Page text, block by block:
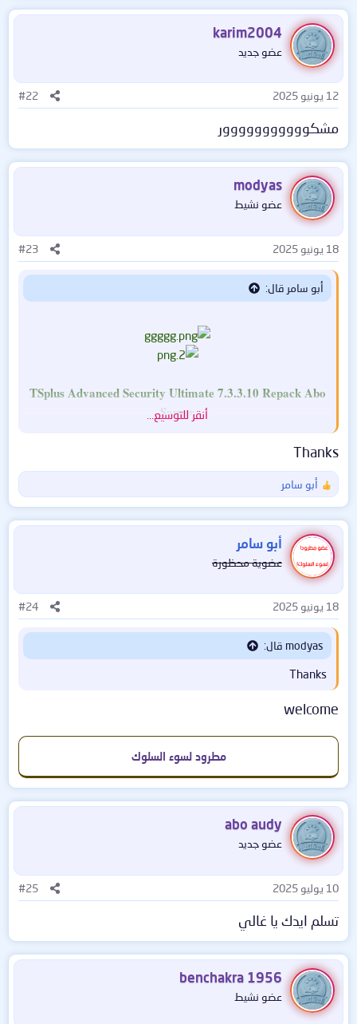
karim2004
عضو جديد
12 يونيو 2025 #22
مشكووووووووووور
modyas
عضو نشيط
18 يونيو 2025 #23
أبو سامر قال:
TSplus Advanced Security Ultimate 7.3.3.10 Repack Abo
Samer
ترخيص البرنامجــــ : تثبيت وتفعيل ریباک
توافق البرنامجـــ : 7+
موقع البرنامجـــ :https://tsplus.net/advanced-security/
قم بتأمين خوادم التطبيقات وسطح المكتب البعيد ببضع نقرات
فقط. قم بحظر المتسللين وحماية البنية التحتية لتكنولوجيا
السيبراني الشاملة TSplus Advanced Security Ultimate!
- يوفر برنامج الأمن السيبراني الفريد لدينا الحماية الأساسية التي
يحتاجها كل مسؤول خادم عن بعد وأكثر. قم بتنشيط ما يصل إلى
سبعة تدابير وحدد مستوى الأمان المطلوب لشبكتك. عندما
المنزل، قلل من سطح الهجوم لديك وزد من راحة البال لديك بفضل
الميزات القوية التي يوفرها TSplus Advanced Security.
- حتى هجوم القوة الغاشمة غير الناجح يمكن أن يؤثر سلبًا على
القوة الغاشمة بسرعة. لن يضطر خادمك بعد الآن إلى التعامل مع
القائمة البيضاء والقيود المفروضة على محاولات تسجيل الدخول
واحدة لكل من عناوين IP المحظورة والمدرجة في القائمة
أنقر للتوسيع...
Thanks
ل
ت
ف
ا
ع
ا
ت
:
أبو سامر
أبو سامر
عضوية محظورة
18 يونيو 2025 #24
modyas قال:
Thanks
welcome
مطرود لسوء السلوك
abo audy
عضو جديد
10 يوليو 2025 #25
تسلم ايدك يا غالي
benchakra 1956
عضو نشيط